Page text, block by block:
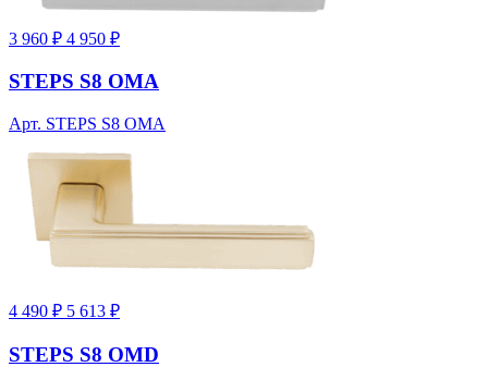
3 960 ₽ 4 950 ₽
STEPS S8 OMA
Арт. STEPS S8 OMA
4 490 ₽ 5 613 ₽
STEPS S8 OMD